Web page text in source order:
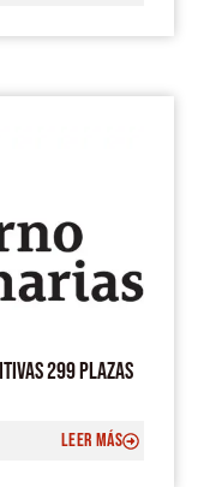
299 PLAZAS
LEER MÁS